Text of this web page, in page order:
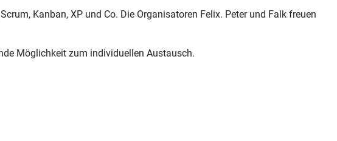
Kanban, XP und Co. Die Organisatoren Felix. Peter und Falk freuen
Möglichkeit zum individuellen Austausch.